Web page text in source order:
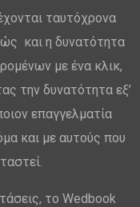
ταυτόχρονα
και η δυνατότητα
με ένα κλικ,
την δυνατότητα εξ’
επαγγελματία
και με αυτούς που
το Wedbook